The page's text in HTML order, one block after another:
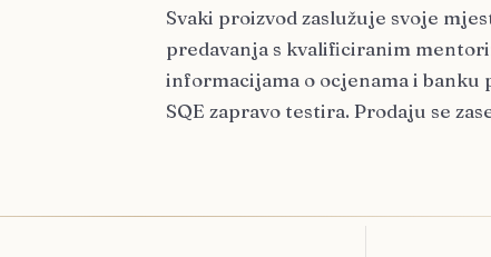
Svaki proizvod zaslužuje svoje
predavanja s kvalificiranim
informacijama o ocjenama i banku
SQE zapravo testira. Prodaju se